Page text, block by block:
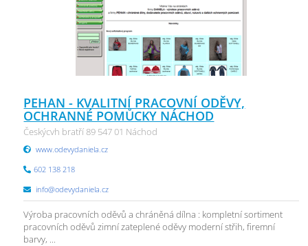
PEHAN - KVALITNÍ PRACOVNÍ ODĚVY,
OCHRANNÉ POMŮCKY NÁCHOD
Českýcvh bratří 89 547 01 Náchod
www.odevydaniela.cz
602 138 218
info@odevydaniela.cz
Výroba pracovních oděvů a chráněná dílna : kompletní sortiment
pracovních oděvů zimní zateplené oděvy moderní střih, firemní
barvy, ...